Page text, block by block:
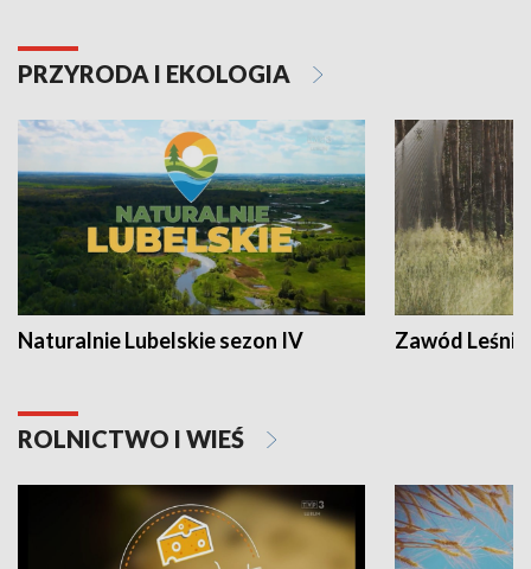
PRZYRODA I EKOLOGIA
Naturalnie Lubelskie sezon IV Zawód Leśnik
ROLNICTWO I WIEŚ